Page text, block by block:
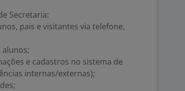
Secretaria:
pais e visitantes via telefone,
alunos;
e cadastros no sistema de
internas/externas);